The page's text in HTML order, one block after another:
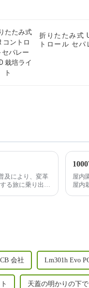
折りたたみ式
トロール セパ
及により、変革
る旅に乗り出し
屋内
屋内
会社 Lm301h Evo
天蓋の明かりの下で